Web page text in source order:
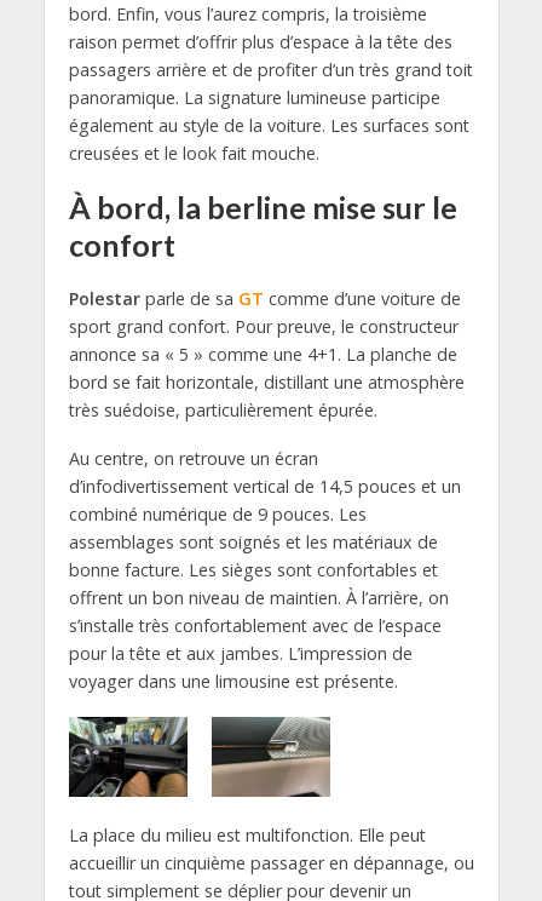
bord. Enfin, vous l’aurez compris, la troisième
raison permet d’offrir plus d’espace à la tête des
passagers arrière et de profiter d’un très grand toit
panoramique. La signature lumineuse participe
également au style de la voiture. Les surfaces sont
creusées et le look fait mouche.
À bord, la berline mise sur le
confort
Polestarparle de sa GT comme d’une voiture de
sport grand confort. Pour preuve, le constructeur
annonce sa « 5 » comme une 4+1. La planche de
bord se fait horizontale, distillant une atmosphère
très suédoise, particulièrement épurée.
Au centre, on retrouve un écran
d’infodivertissement vertical de 14,5 pouces et un
combiné numérique de 9 pouces. Les
assemblages sont soignés et les matériaux de
bonne facture. Les sièges sont confortables et
offrent un bon niveau de maintien. À l’arrière, on
s’installe très confortablement avec de l’espace
pour la tête etaux jambes. L’impression de
voyager dans une limousine est présente.
La place du milieu est multifonction. Elle peut
accueillir un cinquième passager en dépannage, ou
tout simplement se déplierpour devenir un